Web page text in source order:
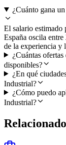
¿Cuánto gana
El salario estimado
España oscila
de la experiencia y
¿Cuántas
disponibles?
¿En qué
Industrial?
¿Cómo puedo
Industrial?
Relacionado